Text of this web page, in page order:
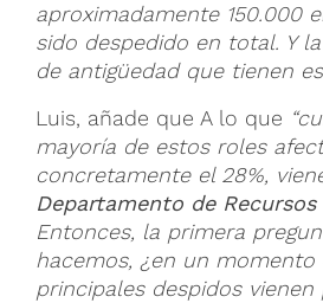
aproximadamente 150.000
sido despedido en total. Y
de antigüedad que tienen
Luis, añade que A lo que
mayoría de estos roles
concretamente el 28%,
Departamento de Recursos
Entonces, la primera
hacemos, ¿en un
principales despidos